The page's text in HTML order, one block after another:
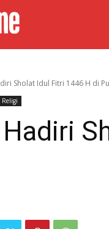
Sholat Idul Fitri 1446 H di
Religi